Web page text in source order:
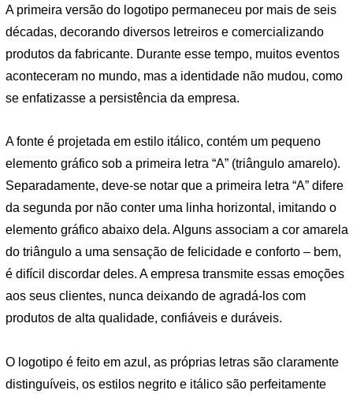
A primeira versão do logotipo permaneceu por mais de seis
décadas, decorando diversos letreiros e comercializando
produtos da fabricante. Durante esse tempo, muitos eventos
aconteceram no mundo, mas a identidade não mudou, como
se enfatizasse a persistência da empresa.
A fonte é projetada em estilo itálico, contém um pequeno
elemento gráfico sob a primeira letra “A” (triângulo amarelo).
Separadamente, deve-se notar que a primeira letra “A” difere
da segunda por não conter uma linha horizontal, imitando o
elemento gráfico abaixo dela. Alguns associam a cor amarela
do triângulo a uma sensação de felicidade e conforto – bem,
é difícil discordar deles. A empresa transmite essas emoções
aos seus clientes, nunca deixando de agradá-los com
produtos de alta qualidade, confiáveis ​​e duráveis.
O logotipo é feito em azul, as próprias letras são claramente
distinguíveis, os estilos negrito e itálico são perfeitamente